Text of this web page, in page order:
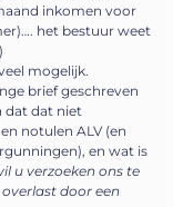
inkomen voor
het bestuur weet
mogelijk.
brief geschreven
dat dat niet
notulen ALV (en
en wat is
u verzoeken ons te
door een